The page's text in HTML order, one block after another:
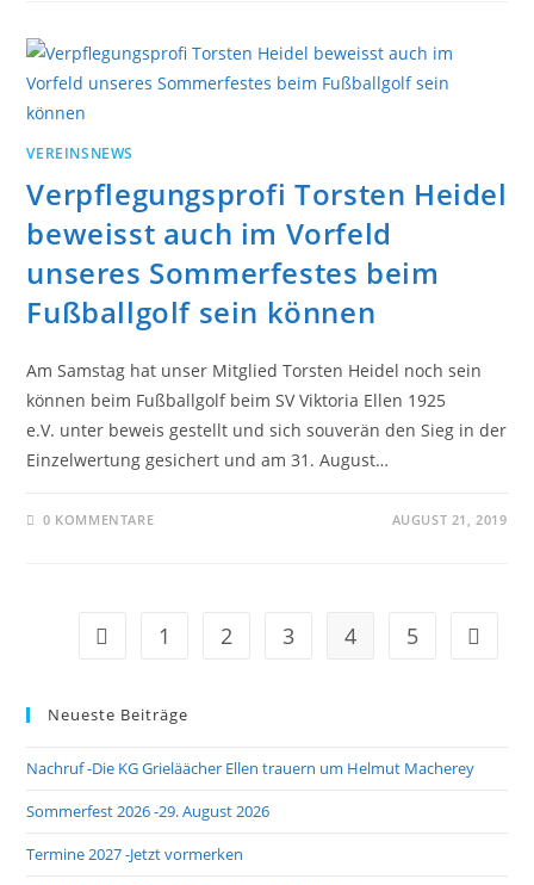
VEREINSNEWS
Verpflegungsprofi Torsten Heidel
beweisst auch im Vorfeld
unseres Sommerfestes beim
Fußballgolf sein können
Am Samstag hat unser Mitglied Torsten Heidel noch sein
können beim Fußballgolf beim SV Viktoria Ellen 1925
e.V. unter beweis gestellt und sich souverän den Sieg in der
Einzelwertung gesichert und am 31. August…
0 KOMMENTARE AUGUST 21, 2019
Zur vorherigen Seite
1 2 3 4 5 Zur
Neueste Beiträge
Nachruf -Die KG Grieläächer Ellen trauern um Helmut Macherey
Sommerfest 2026 -29. August 2026
Termine 2027 -Jetzt vormerken